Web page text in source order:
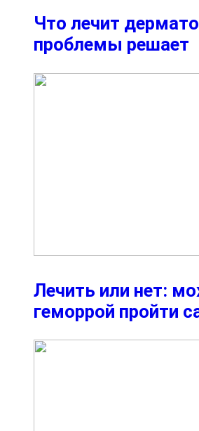
Что лечит
проблемы решает
Лечить или нет:
геморрой пройти